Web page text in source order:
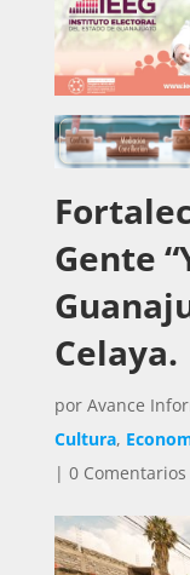
Gente
Celaya.
por Avance
Cultura,
| 0 Comentarios